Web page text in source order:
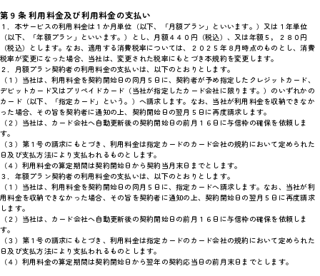
第９条 利用料金及び利用料金の支払い
１．本サービスの利用料金は１か月単位（以下、「月額プラン」といいます。）又は１年単位
（以下、「年額プラン」といいます。）とし、月額４４０円（税込）、又は年額５，２８０円
（税込）とします。なお、適用する消費税率については、２０２５年８月時点のものとし、消費
税率が変更になった場合、当社は、変更された税率にもとづき本規約を変更します。
２．月額プラン契約者の利用料金の支払いは、以下のとおりとします。
（１）当社は、利用料金を契約開始日の同月５日に、契約者が予め指定したクレジットカード、
デビットカード又はプリペイドカード（当社が指定したカード会社に限ります。）のいずれかの
カード（以下、「指定カード」という。）へ請求します。なお、当社が利用料金を収納できなか
った場合、その旨を契約者に通知の上、契約開始日の翌月５日に再度請求します。
（２）当社は、カード会社へ自動更新後の契約開始日の前月１６日に与信枠の確保を依頼しま
す。
（３）第１号の請求にもとづき、利用料金は指定カードのカード会社の規約において定められた
日及び支払方法により支払われるものとします。
（４）利用料金の算定期間は契約開始日から契約当月末日までとします。
３．年額プラン契約者の利用料金の支払いは、以下のとおりとします。
（１）当社は、利用料金を契約開始日の同月５日に、指定カードへ請求します。なお、当社が利
用料金を収納できなかった場合、その旨を契約者に通知の上、契約開始日の翌月５日に再度請求
します。
（２）当社は、カード会社へ自動更新後の契約開始日の前月１６日に与信枠の確保を依頼しま
す。
（３）第１号の請求にもとづき、利用料金は指定カードのカード会社の規約において定められた
日及び支払方法により支払われるものとします。
（４）利用料金の算定期間は契約開始日から翌年の契約応当日の前月末日までとします。